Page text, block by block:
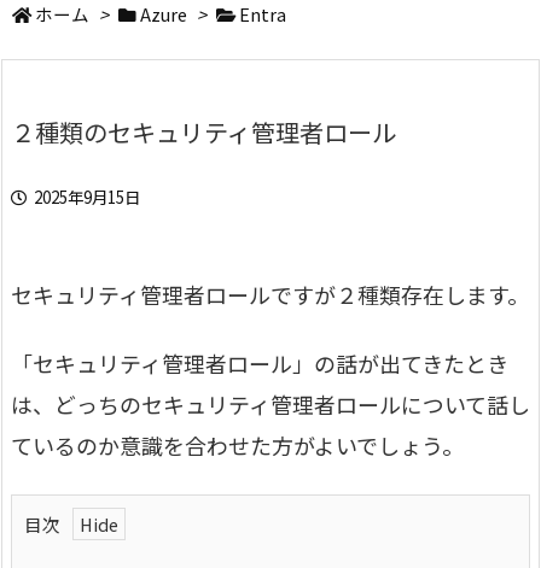
ホーム > Azure > Entra
２種類のセキュリティ管理者ロール
2025年9月15日
セキュリティ管理者ロールですが２種類存在します。
「セキュリティ管理者ロール」の話が出てきたとき
は、どっちのセキュリティ管理者ロールについて話し
ているのか意識を合わせた方がよいでしょう。
目次